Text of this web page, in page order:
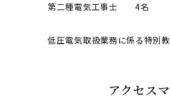
第二種電気工事士 4名
低圧電気取扱業務に係る特
アクセス